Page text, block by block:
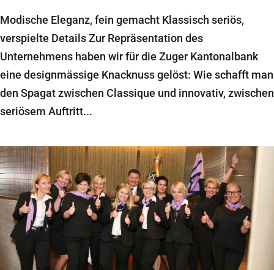
Modische Eleganz, fein gemacht Klassisch seriös,
verspielte Details Zur Repräsentation des
Unternehmens haben wir für die Zuger Kantonalbank
eine designmässige Knacknuss gelöst: Wie schafft man
den Spagat zwischen Classique und innovativ, zwischen
seriösem Auftritt...